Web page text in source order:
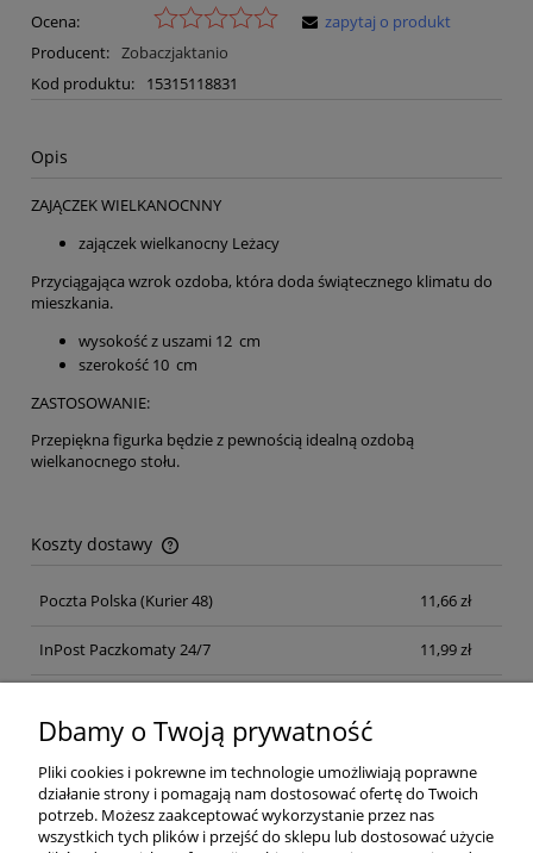
Ocena:
Producent: Zobaczjaktanio
Kod produktu:
15315118831
zapytaj o produkt
Opis
ZAJĄCZEK WIELKANOCNNY
zajączek wielkanocny Leżacy
Przyciągająca wzrok ozdoba, która doda świątecznego klimatu do
mieszkania.
wysokość z uszami 12 cm
szerokość 10 cm
ZASTOSOWANIE:
Przepiękna figurka będzie z pewnością idealną ozdobą
wielkanocnego stołu.
Koszty dostawy
Cena nie zawiera ewentualnych kosztów płatności
Poczta Polska (Kurier 48) 11,66 zł
InPost Paczkomaty 24/7 11,99 zł
Dbamy o Twoją prywatność
Pliki cookies i pokrewne im technologie umożliwiają poprawne
działanie strony i pomagają nam dostosować ofertę do Twoich
potrzeb. Możesz zaakceptować wykorzystanie przez nas
wszystkich tych plików i przejść do sklepu lub dostosować użycie